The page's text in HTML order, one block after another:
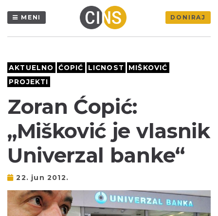
MENI DONIRAJ
AKTUELNO ĆOPIĆ LICNOST
MIŠKOVIĆ
PROJEKTI
Zoran Ćopić:
„Mišković je vlasnik
Univerzal banke“
22. jun 2012.